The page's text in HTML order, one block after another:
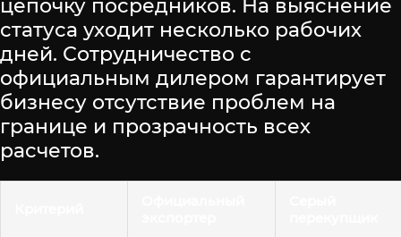
цепочку посредников. На выяснение
статуса уходит несколько рабочих
дней. Сотрудничество с
официальным дилером гарантирует
бизнесу отсутствие проблем на
границе и прозрачность всех
расчетов.